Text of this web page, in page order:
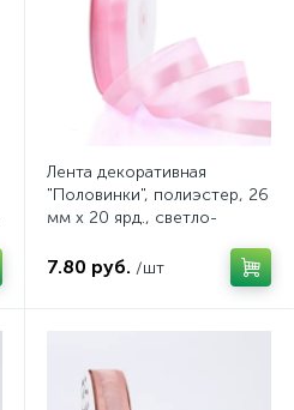
Лента декоративная
"Половинки", полиэстер, 26
мм х 20 ярд., светло-
4630079854424
7.80 руб. /шт